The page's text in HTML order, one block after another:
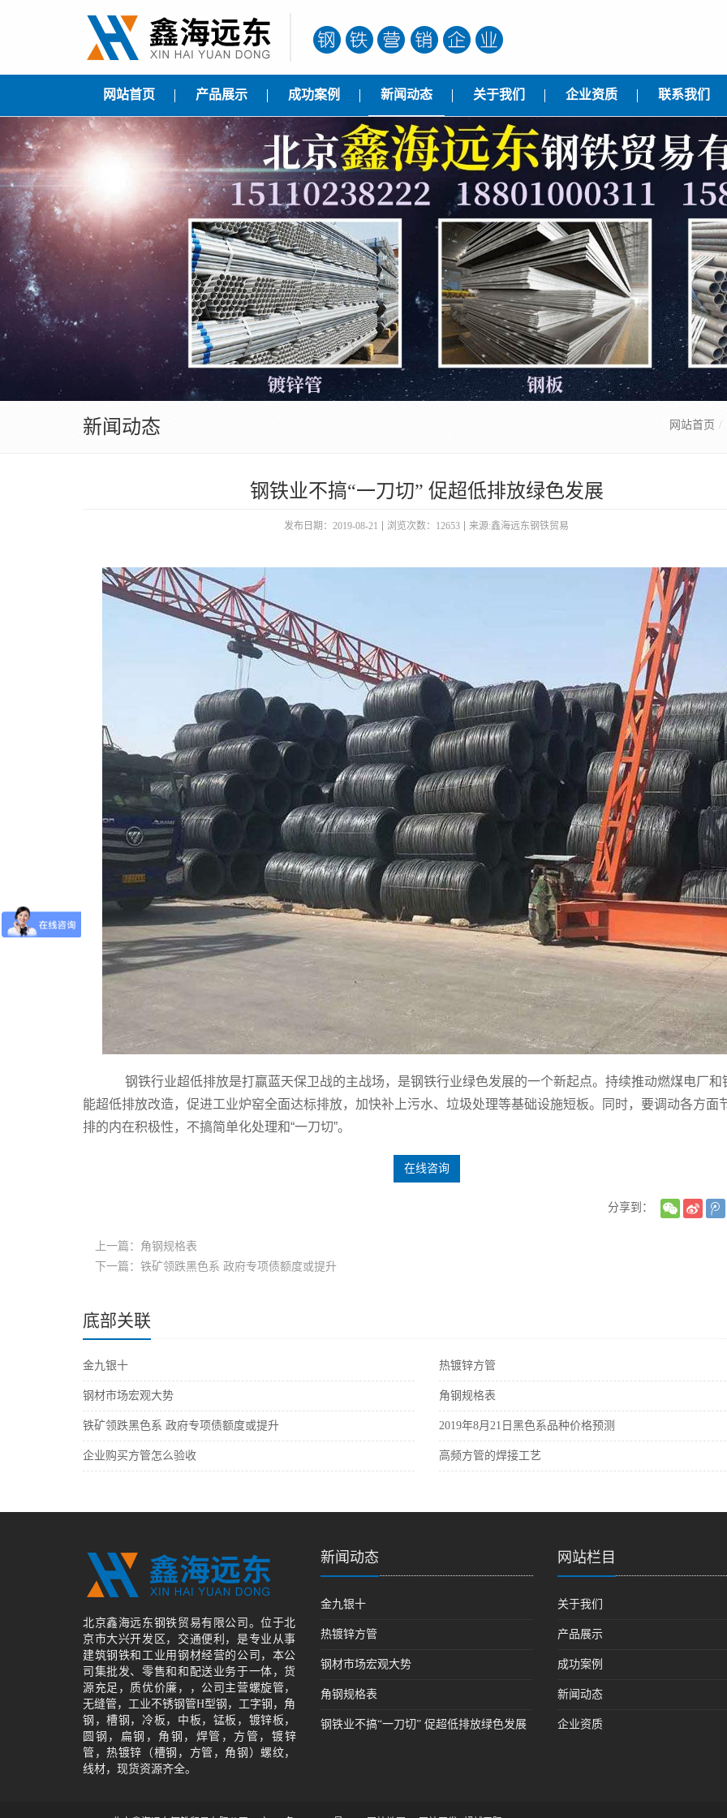
网站首页 产品展示 成功案例 新闻动态 关于我们 企业资质 联系我们
新闻动态 网站首页
钢铁业不搞“一刀切” 促超低排放绿色发展
发布日期：2019-08-21 浏览次数：12653 来源:鑫海远东钢铁贸易
钢铁行业超低排放是打赢蓝天保卫战的主战场，是钢铁行业绿色发展的一个新起点。持续推动燃煤电厂和
能超低排放改造，促进工业炉窑全面达标排放，加快补上污水、垃圾处理等基础设施短板。同时，要调动各方面
排的内在积极性，不搞简单化处理和“一刀切”。
在线咨询
分享到：
上一篇：角钢规格表
下一篇：铁矿领跌黑色系 政府专项债额度或提升
底部关联
金九银十 热镀锌方管
钢材市场宏观大势 角钢规格表
铁矿领跌黑色系 政府专项债额度或提升 2019年8月21日黑色系品种价格预测
企业购买方管怎么验收 高频方管的焊接工艺
北京鑫海远东钢铁贸易有限公司。位于北
京市大兴开发区，交通便利，是专业从事
建筑钢铁和工业用钢材经营的公司，本公
司集批发、零售和和配送业务于一体，货
源充足，质优价廉，，公司主营螺旋管，
无缝管，工业不锈钢管H型钢，工字钢，角
钢，槽钢，冷板，中板，锰板，镀锌板，
圆钢，扁钢，角钢，焊管，方管，镀锌
管，热镀锌（槽钢，方管，角钢）螺纹，
线材，现货资源齐全。
新闻动态
金九银十
热镀锌方管
钢材市场宏观大势
角钢规格表
钢铁业不搞“一刀切” 促超低排放绿色发展
网站栏目
关于我们
产品展示
成功案例
新闻动态
企业资质